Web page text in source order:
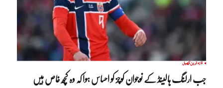
تازہ ترینکھیل
جب ارلنگ ہالینڈ کے نوجوان کوچز کو احساس ہوا کہ وہ کچھ خاص ہیں